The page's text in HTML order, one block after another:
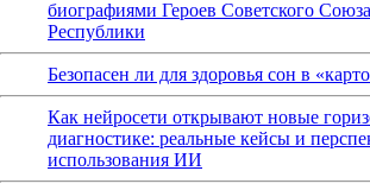
биографиями Героев Советского
Республики
Безопасен ли для здоровья сон в
Как нейросети открывают новые
диагностике: реальные кейсы и
использования ИИ